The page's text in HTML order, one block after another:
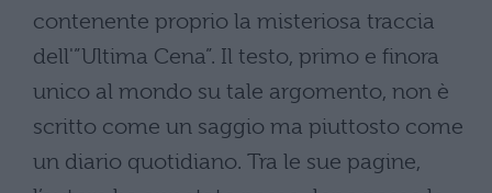
contenente proprio la misteriosa traccia
dell'”Ultima Cena”. Il testo, primo e finora
unico al mondo su tale argomento, non è
scritto come un saggio ma piuttosto come
un diario quotidiano. Tra le sue pagine,